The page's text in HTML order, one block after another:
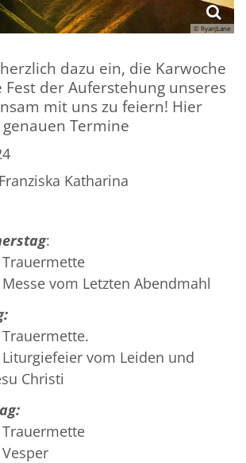
© RyanJLane
dazu ein, die Karwoche
der Auferstehung unseres
mit uns zu feiern! Hier
Termine
Katharina
:
vom Letzten Abendmahl
Liturgiefeier vom Leiden und
Christi